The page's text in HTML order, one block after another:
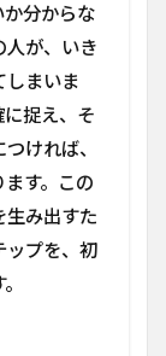
か分からな
人が、いき
しまいま
捉え、そ
ければ、
す。この
生み出すた
ップを、初